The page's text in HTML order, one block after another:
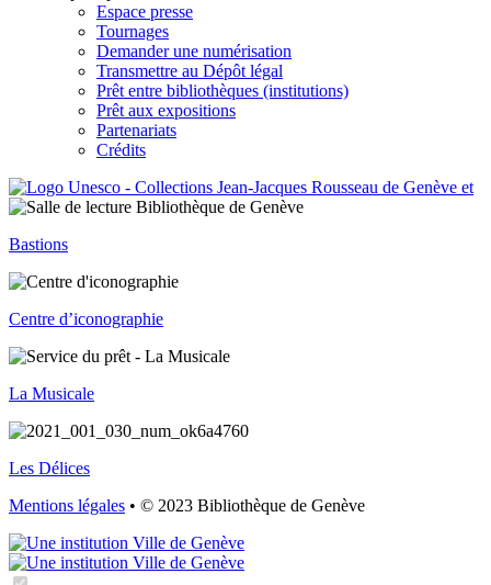
Espace presse
Tournages
Demander une numérisation
Transmettre au Dépôt légal
Prêt entre bibliothèques (institutions)
Prêt aux expositions
Partenariats
Crédits
Bastions
Centre d’iconographie
La Musicale
Les Délices
Mentions légales • © 2023 Bibliothèque de Genève